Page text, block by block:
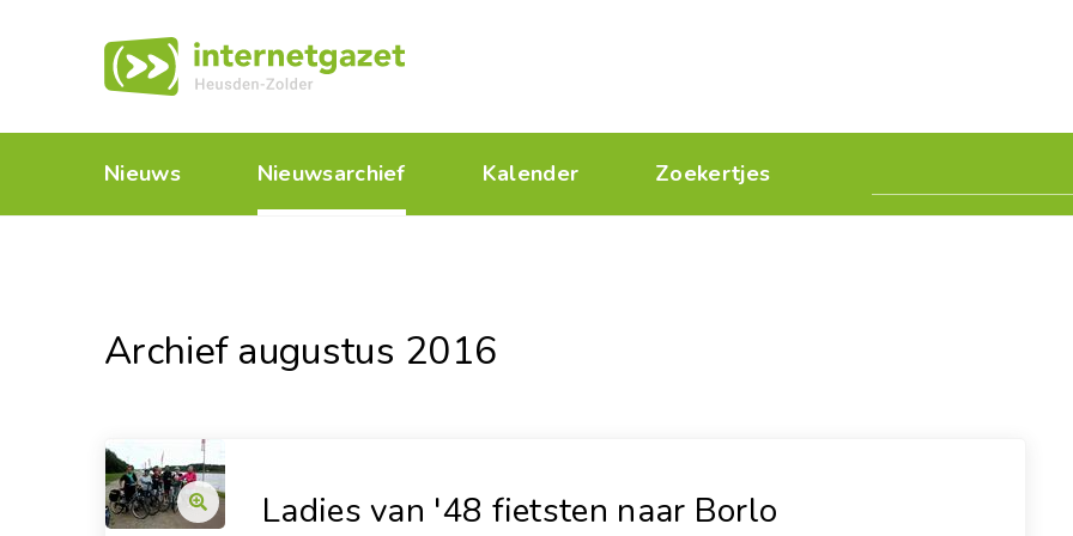
Nieuws Nieuwsarchief Kalender Zoekertjes
Archief augustus 2016
Ladies van '48 fietsten naar Borlo